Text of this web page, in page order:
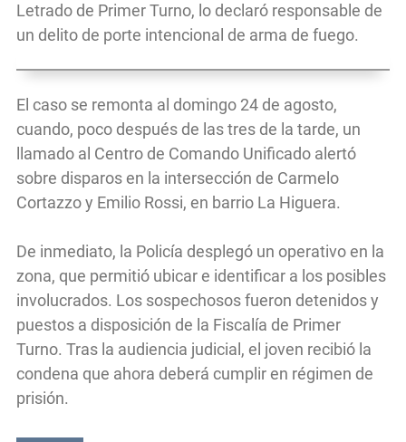
Letrado de Primer Turno, lo declaró responsable de
un delito de porte intencional de arma de fuego.
El caso se remonta al domingo 24 de agosto,
cuando, poco después de las tres de la tarde, un
llamado al Centro de Comando Unificado alertó
sobre disparos en la intersección de Carmelo
Cortazzo y Emilio Rossi, en barrio La Higuera.
De inmediato, la Policía desplegó un operativo en la
zona, que permitió ubicar e identificar a los posibles
involucrados. Los sospechosos fueron detenidos y
puestos a disposición de la Fiscalía de Primer
Turno. Tras la audiencia judicial, el joven recibió la
condena que ahora deberá cumplir en régimen de
prisión.